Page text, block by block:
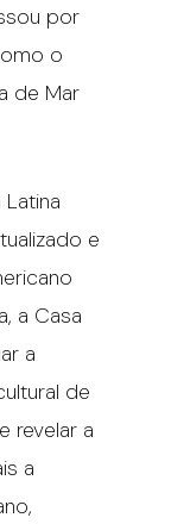
por
o
de Mar
e
a Casa
a
de
revelar a
a